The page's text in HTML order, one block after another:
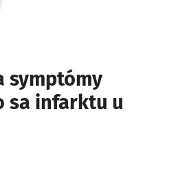
symptómy
sa infarktu u